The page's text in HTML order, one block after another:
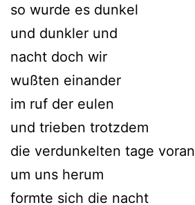
so wurde es dunkel
und dunkler und
nacht doch wir
wußten einander
im ruf der eulen
und trieben trotzdem
die verdunkelten tage voran
um uns herum
formte sich die nacht